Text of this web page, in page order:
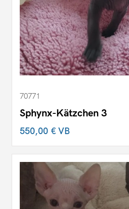
70771
Sphynx-Kätzchen 3
550,00 €VB